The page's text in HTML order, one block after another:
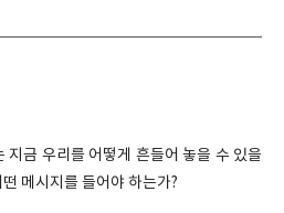
지금 우리를 어떻게 흔들어 놓을 수 있을
메시지를 들어야 하는가?